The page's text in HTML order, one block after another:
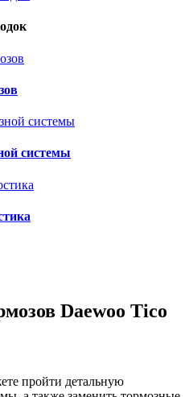
системы
Daewoo Tico
пройти детальную